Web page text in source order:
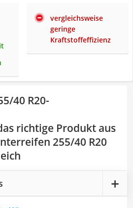
vergleichsweise
geringe
Kraftstoffeffizienz
40 R20-
richtige Produkt aus
255/40 R20